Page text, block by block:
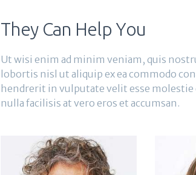
They Can Help You
Ut wisi enim ad minim veniam, quis
lobortis nisl ut aliquip ex ea commodo
hendrerit in vulputate velit esse
nulla facilisis at vero eros et accumsan.